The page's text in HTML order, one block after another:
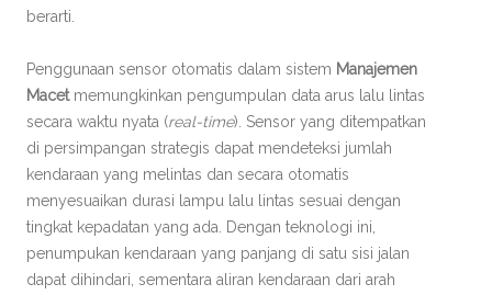
berarti.
Penggunaan sensor otomatis dalam sistem Manajemen
Macetmemungkinkan pengumpulan data arus lalu lintas
secara waktu nyata (real-time). Sensor yang ditempatkan
di persimpangan strategis dapat mendeteksi jumlah
kendaraan yang melintas dan secara otomatis
menyesuaikan durasi lampu lalu lintas sesuai dengan
tingkat kepadatan yang ada. Dengan teknologi ini,
penumpukan kendaraan yang panjang di satu sisi jalan
dapat dihindari, sementara aliran kendaraan dari arah